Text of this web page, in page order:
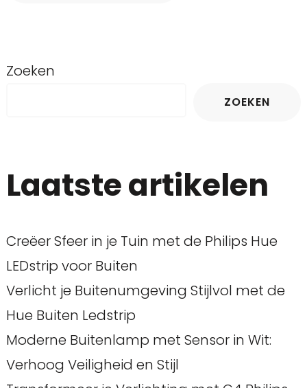
Zoeken
ZOEKEN
Laatste artikelen
Creëer Sfeer in je Tuin met de Philips Hue
LEDstrip voor Buiten
Verlicht je Buitenumgeving Stijlvol met de
Hue Buiten Ledstrip
Moderne Buitenlamp met Sensor in Wit:
Verhoog Veiligheid en Stijl